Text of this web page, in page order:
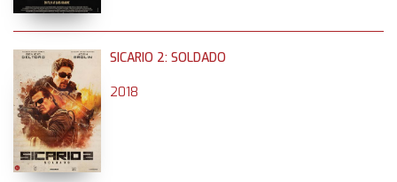
SICARIO 2: SOLDADO
2018